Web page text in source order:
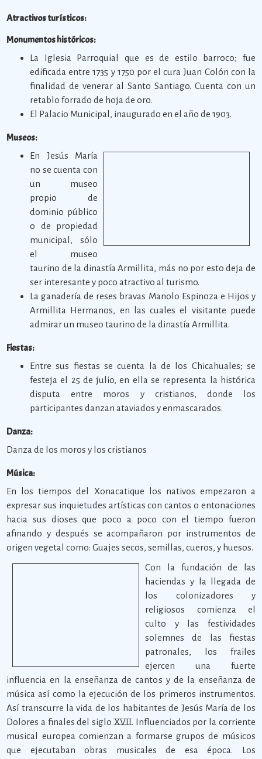
Atractivos turísticos:
Monumentos históricos:
La Iglesia Parroquial que es de estilo barroco; fue
edificada entre 1735 y 1750 por el cura Juan Colón con la
finalidad de venerar al Santo Santiago. Cuenta con un
retablo forrado de hoja de oro.
El Palacio Municipal, inaugurado en el año de 1903.
Museos:
En Jesús María
no se cuenta con
un museo
propio de
dominio público
o de propiedad
municipal, sólo
el museo
taurino de la dinastía Armillita, más no por esto deja de
ser interesante y poco atractivo al turismo.
La ganadería de reses bravas Manolo Espinoza e Hijos y
Armillita Hermanos, en las cuales el visitante puede
admirar un museo taurino de la dinastía Armillita.
Fiestas:
Entre sus fiestas se cuenta la de los Chicahuales; se
festeja el 25 de julio, en ella se representa la histórica
disputa entre moros y cristianos, donde los
participantes danzan ataviados y enmascarados.
Danza:
Danza de los moros y los cristianos
Música:
En los tiempos del Xonacatique los nativos empezaron a
expresar sus inquietudes artísticas con cantos o entonaciones
hacia sus dioses que poco a poco con el tiempo fueron
afinando y después se acompañaron por instrumentos de
origen vegetal como: Guajes secos, semillas, cueros, y huesos.
Con la fundación de las
haciendas y la llegada de
los colonizadores y
religiosos comienza el
culto y las festividades
solemnes de las fiestas
patronales, los frailes
ejercen una fuerte
influencia en la enseñanza de cantos y de la enseñanza de
música así como la ejecución de los primeros instrumentos.
Así transcurre la vida de los habitantes de Jesús María de los
Dolores a finales del siglo XVII. Influenciados por la corriente
musical europea comienzan a formarse grupos de músicos
que ejecutaban obras musicales de esa época. Los